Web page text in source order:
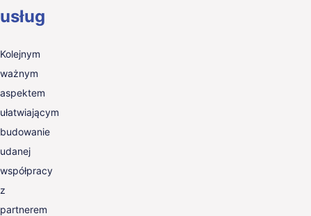
usług
Kolejnym
ważnym
aspektem
ułatwiającym
budowanie
udanej
współpracy
z
partnerem